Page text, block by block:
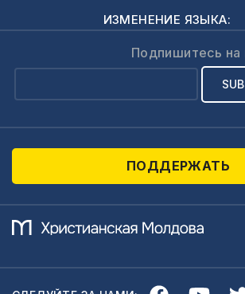
евангелиста Dwitht
как он готовился к
первую очередь
я…
ИЗМЕНЕНИЕ ЯЗЫКА:
Подпишитесь
ПОДДЕРЖАТЬ